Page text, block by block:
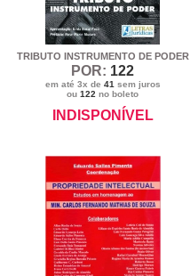
TRIBUTO INSTRUMENTO DE PODER
POR: 122
em até 3x de 41 sem juros
ou122 no boleto
INDISPONÍVEL